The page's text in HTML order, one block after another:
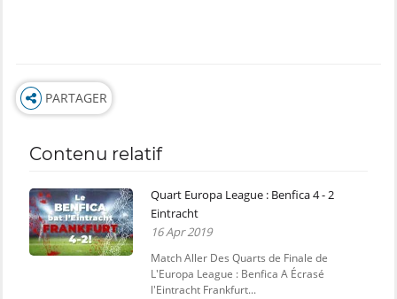
PARTAGER
Contenu relatif
Quart Europa League : Benfica 4 - 2
Eintracht
16 Apr 2019
Match Aller Des Quarts de Finale de
L'Europa League : Benfica A Écrasé
l'Eintracht Frankfurt...